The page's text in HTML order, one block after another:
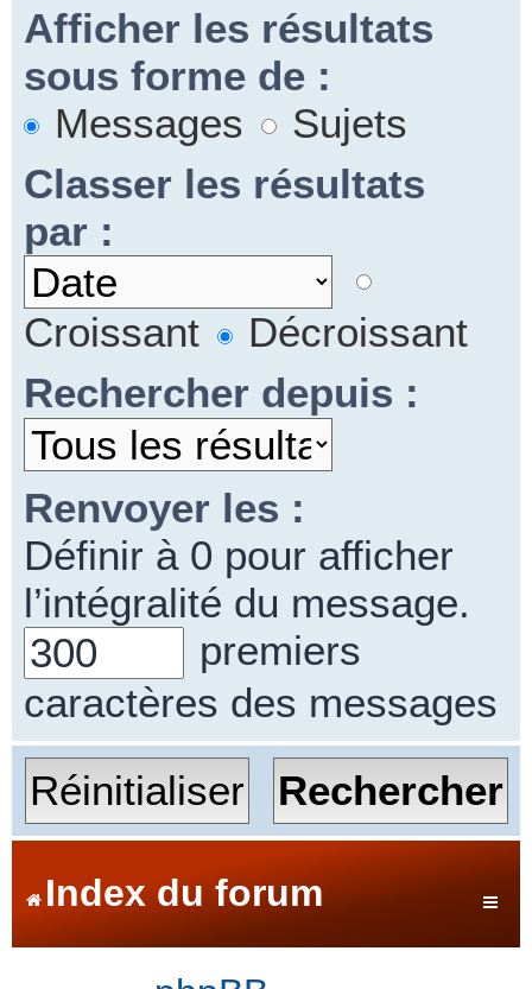
Afficher les résultats
sous forme de :
Messages
Sujets
Classer les résultats
par :
Croissant
Décroissant
Rechercher depuis :
Renvoyer les :
Définir à 0 pour afficher
l’intégralité du message.
premiers
caractères des messages
Index du forum